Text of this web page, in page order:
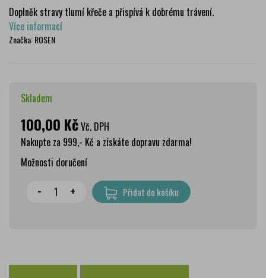
Doplněk stravy tlumí křeče a přispívá k dobrému trávení.
Více informací
Značka:ROSEN
Skladem
100,00 KčVč. DPH
Nakupte za 999,- Kč a získáte dopravu zdarma!
Možnosti doručení
Wolt doprava
zdarma
79 Kč
Osobní odběr Pražákova
zdarma
- + Přidat do košíku